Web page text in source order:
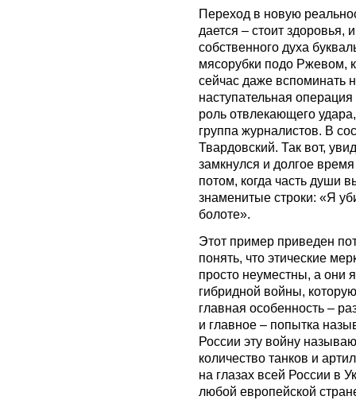
Переход в новую
дается – стоит здоровья,
собственного духа
мясорубки подо Ржевом,
сейчас даже вспоминать
наступательная
роль отвлекающего
группа журналистов. В
Твардовский. Так вот,
замкнулся и долгое
потом, когда часть души
знаменитые строки: «Я
болоте».
Этот пример приведен
понять, что этические
просто неуместны, а они
гибридной войны,
главная особенность –
и главное – попытка
России эту войну
количество танков и
на глазах всей России в
любой европейской